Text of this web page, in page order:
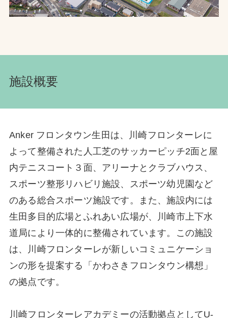
施設概要
Anker フロンタウン生田は、川崎フロンターレに
よって整備された人工芝のサッカーピッチ2面と屋
内テニスコート３面、アリーナとクラブハウス、
スポーツ整形リハビリ施設、スポーツ幼児園など
のある総合スポーツ施設です。また、施設内には
生田多目的広場とふれあい広場が、川崎市上下水
道局により一体的に整備されています。この施設
は、川崎フロンターレが新しいコミュニケーショ
ンの形を提案する「かわさきフロンタウン構想」
の拠点です。
川崎フロンターレアカデミーの活動拠点としてU-